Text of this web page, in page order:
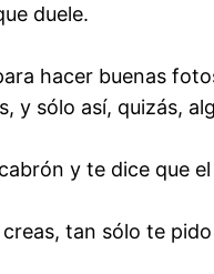
duele.
hacer buenas
y sólo así, quizás,
y te dice que
tan sólo te